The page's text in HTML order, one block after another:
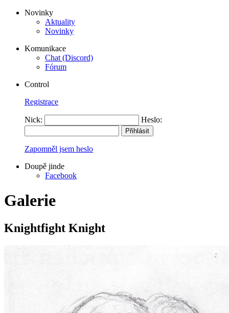
Novinky
Aktuality
Novinky
Komunikace
Chat (Discord)
Fórum
Control
Registrace
Nick: Heslo:
Zapomněl jsem heslo
Doupě jinde
Facebook
Galerie
Knightfight Knight